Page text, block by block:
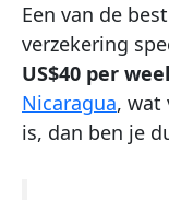
Een van de
verzekering
US$40 per
Nicaragua, wat
is, dan ben je